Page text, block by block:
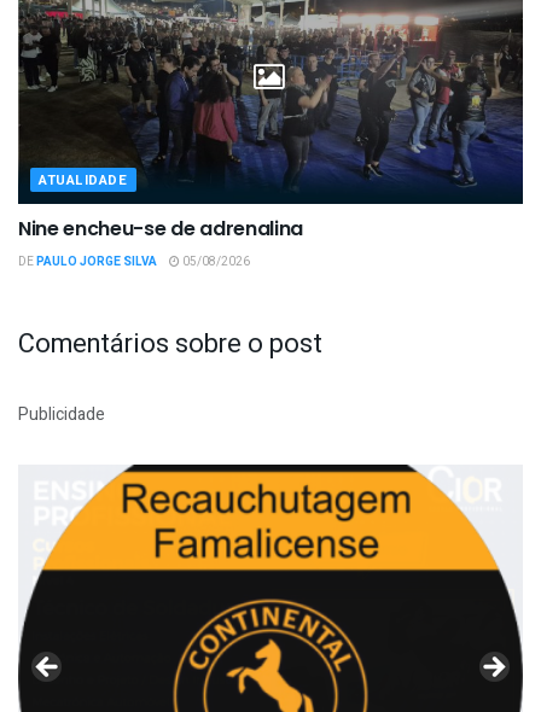
ATUALIDADE
Nine encheu-se de adrenalina
DEPAULO JORGE SILVA 05/08/2026
Comentários sobre o post
Publicidade